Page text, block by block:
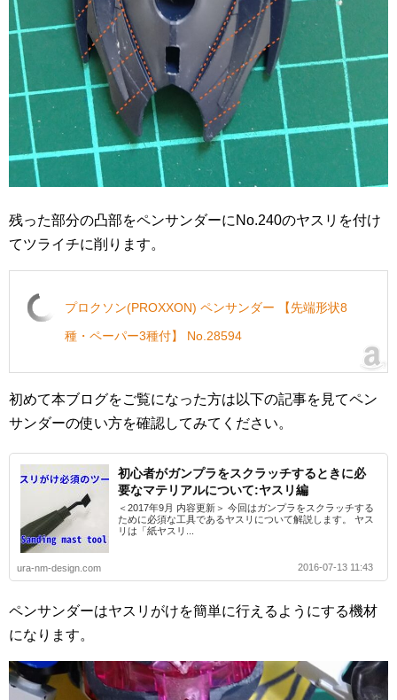
残った部分の凸部をペンサンダーにNo.240のヤスリを付け
てツライチに削ります。
プロクソン(PROXXON) ペンサンダー 【先端形状8
種・ペーパー3種付】 No.28594
初めて本ブログをご覧になった方は以下の記事を見てペン
サンダーの使い方を確認してみてください。
初心者がガンプラをスクラッチするときに必
要なマテリアルについて:ヤスリ編
＜2017年9月 内容更新＞ 今回はガンプラをスクラッチする
ために必須な工具であるヤスリについて解説します。 ヤス
リは「紙ヤスリ...
ura-nm-design.com 2016-07-13 11:43
ペンサンダーはヤスリがけを簡単に行えるようにする機材
になります。